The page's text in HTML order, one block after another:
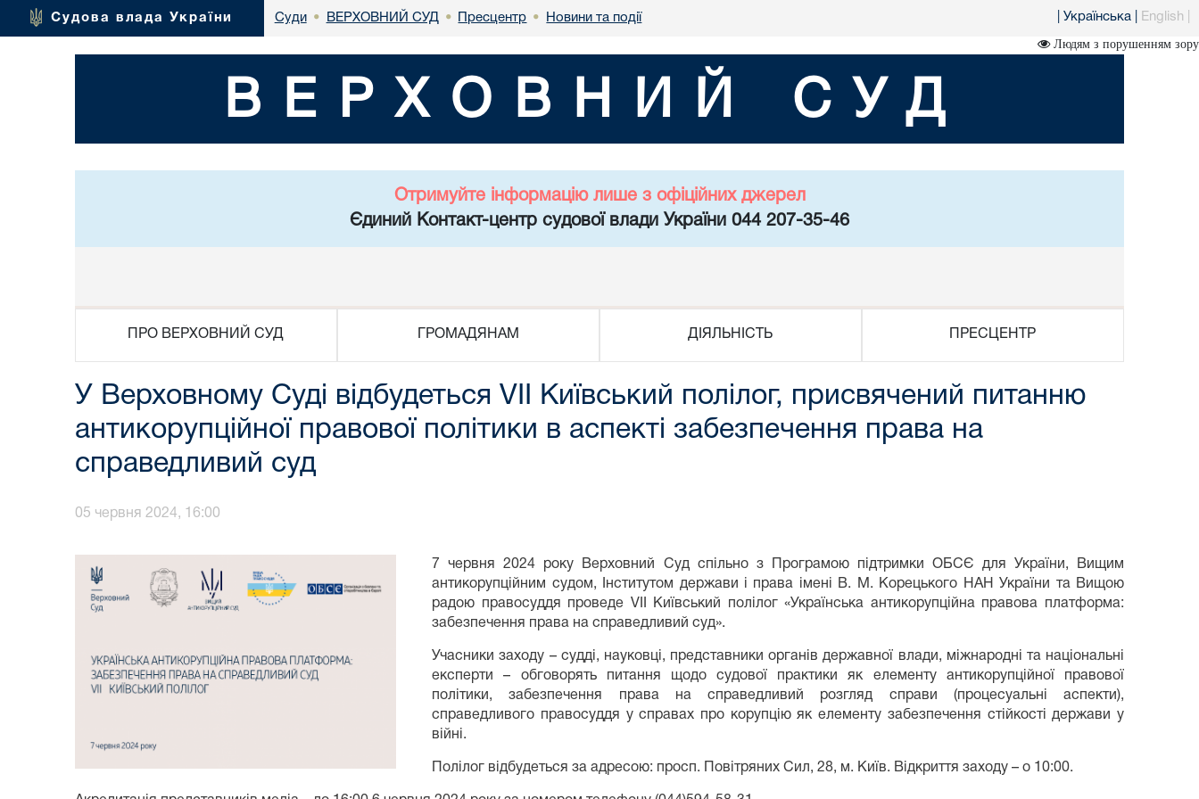
Судова влада України Суди • ВЕРХОВНИЙ СУД • Пресцентр • Новини та події Українська English
Людям з порушенням зору
ВЕРХОВНИЙ СУД
Отримуйте інформацію лише з офіційних джерел
Єдиний Контакт-центр судової влади України 044 207-35-46
ПРО ВЕРХОВНИЙ СУД ГРОМАДЯНАМ ДІЯЛЬНІСТЬ ПРЕСЦЕНТР
У Верховному Суді відбудеться VІІ Київський полілог, присвячений питанню
антикорупційної правової політики в аспекті забезпечення права на
справедливий суд
05 червня 2024, 16:00
7 червня 2024 року Верховний Суд спільно з Програмою підтримки ОБСЄ для України, Вищим
антикорупційним судом, Інститутом держави і права імені В. М. Корецького НАН України та Вищою
радою правосуддя проведе VІІ Київський полілог «Українська антикорупційна правова платформа:
забезпечення права на справедливий суд».
Учасники заходу – судді, науковці, представники органів державної влади, міжнародні та національні
експерти – обговорять питання щодо судової практики як елементу антикорупційної правової
політики, забезпечення права на справедливий розгляд справи (процесуальні аспекти),
справедливого правосуддя у справах про корупцію як елементу забезпечення стійкості держави у
війні.
Полілог відбудеться за адресою: просп. Повітряних Сил, 28, м. Київ. Відкриття заходу – о 10:00.